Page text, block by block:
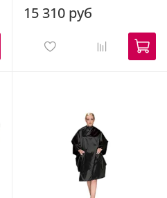
15 310 руб